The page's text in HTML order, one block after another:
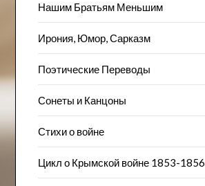
Нашим Братьям Меньшим
Ирония, Юмор, Сарказм
Поэтические Переводы
Сонеты и Канцоны
Стихи о войне
Цикл о Крымской войне 1853-1856